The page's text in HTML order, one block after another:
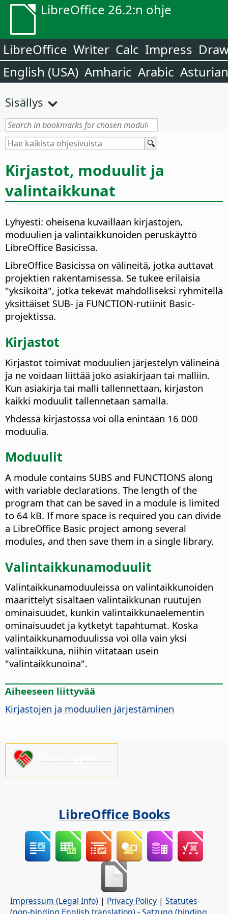
LibreOffice 26.2:n ohje
LibreOffice Writer Calc Impress
English (USA) Amharic Arabic Asturian
Sisällys
Kirjastot, moduulit ja
valintaikkunat
Lyhyesti: oheisena kuvaillaan kirjastojen,
moduulien ja valintaikkunoiden peruskäyttö
LibreOffice Basicissa.
LibreOffice Basicissa on välineitä, jotka auttavat
projektien rakentamisessa. Se tukee erilaisia
"yksiköitä", jotka tekevät mahdolliseksi ryhmitellä
yksittäiset SUB- ja FUNCTION-rutiinit Basic-
projektissa.
Kirjastot
Kirjastot toimivat moduulien järjestelyn välineinä
ja ne voidaan liittää joko asiakirjaan tai malliin.
Kun asiakirja tai malli tallennettaan, kirjaston
kaikki moduulit tallennetaan samalla.
Yhdessä kirjastossa voi olla enintään 16 000
moduulia.
Moduulit
A module contains SUBS and FUNCTIONS along
with variable declarations. The length of the
program that can be saved in a module is limited
to 64 kB. If more space is required you can divide
a LibreOffice Basic project among several
modules, and then save them in a single library.
Valintaikkunamoduulit
Valintaikkunamoduuleissa on valintaikkunoiden
määrittelyt sisältäen valintaikkunan ruutujen
ominaisuudet, kunkin valintaikkunaelementin
ominaisuudet ja kytketyt tapahtumat. Koska
valintaikkunamoduulissa voi olla vain yksi
valintaikkuna, niihin viitataan usein
"valintaikkunoina".
Aiheeseen liittyvää
Kirjastojen ja moduulien järjestäminen
LibreOffice Books
Impressum (Legal Info) | Privacy Policy | Statutes